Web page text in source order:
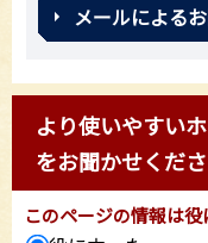
メールによる
より使いやすい
をお聞かせくださ
このページの情報は